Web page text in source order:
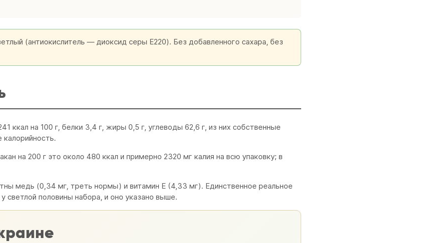
(антиокислитель — диоксид серы E220). Без добавленного сахара, без
ккал на 100 г, белки 3,4 г, жиры 0,5 г, углеводы 62,6 г, из них собственные
калорийность.
на 200 г это около 480 ккал и примерно 2320 мг калия на всю упаковку; в
медь (0,34 мг, треть нормы) и витамин E (4,33 мг). Единственное реальное
светлой половины набора, и оно указано выше.